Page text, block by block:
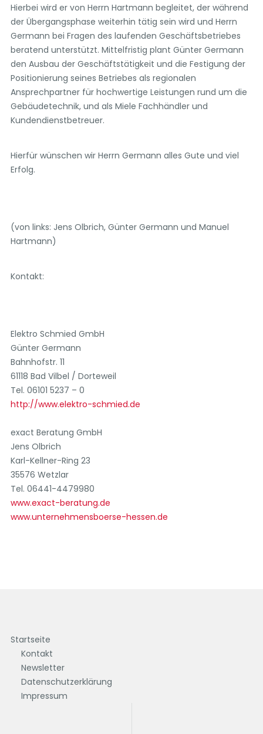
Hierbei wird er von Herrn Hartmann begleitet, der während
der Übergangsphase weiterhin tätig sein wird und Herrn
Germann bei Fragen des laufenden Geschäftsbetriebes
beratend unterstützt. Mittelfristig plant Günter Germann
den Ausbau der Geschäftstätigkeit und die Festigung der
Positionierung seines Betriebes als regionalen
Ansprechpartner für hochwertige Leistungen rund um die
Gebäudetechnik, und als Miele Fachhändler und
Kundendienstbetreuer.
Hierfür wünschen wir Herrn Germann alles Gute und viel
Erfolg.
(von links: Jens Olbrich, Günter Germann und Manuel
Hartmann)
Kontakt:
Elektro Schmied GmbH
Günter Germann
Bahnhofstr. 11
61118 Bad Vilbel / Dorteweil
Tel. 06101 5237 – 0
http://www.elektro-schmied.de
exact Beratung GmbH
Jens Olbrich
Karl-Kellner-Ring 23
35576 Wetzlar
Tel. 06441-4479980
www.exact-beratung.de
www.unternehmensboerse-hessen.de
Startseite
Kontakt
Newsletter
Datenschutzerklärung
Impressum